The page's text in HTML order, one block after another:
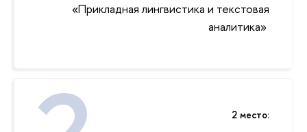
«Прикладная лингвистика и текстовая
аналитика»‎
2 место: